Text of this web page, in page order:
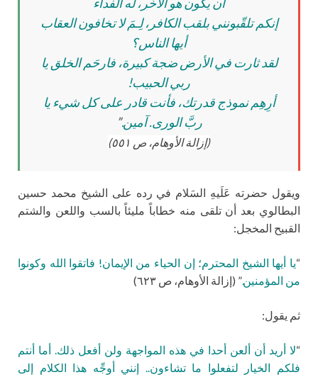
إنكم تلقّبونني بلقب الكافر، لِـمَ لا تخافون العقاب
أيها الناس؟
لقد ثارت في الأرض ضجة كبيرة، فارحَم الخلق يا
ربي الحبيب!
أرِهِم نموذج قدرتك، فأنت قادر على كل شيء يا
ربَّ الورى. آمين.”
(إزالة الأوهام، ص ٥٥١)
ويقول حضرته عَلَيهِ السَلام في رده على الشيخ محمد حسين
البطالوي بعد أن تلقى منه خطاباً مليئاً بالسب واللعن والشتم
القبيح المخجل:
“يا أيها الشيخ المحترم؛ إن الحياء من الإيمان! فاتقوا الله وكونوا
من المؤمنين.” (إزالة الأوهام، ص ٦٢٣)
ثم يقول:
“لا أريد أن ألعن أحدا في هذه المواجهة ولن أفعل ذلك. أما أنتم
فلكم الخيار لتفعلوا ما تشاءون.. إنني أوجِّه هذا الكلام إلى